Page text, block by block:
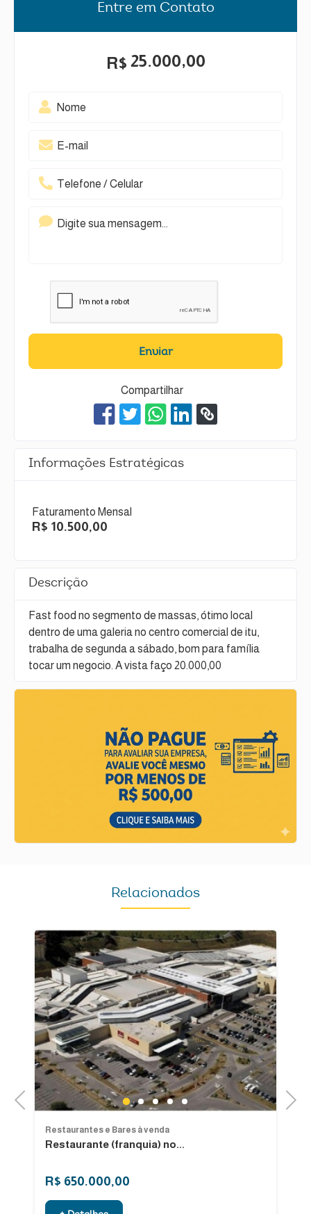
Entre em Contato
R$ 25.000,00
Enviar
Compartilhar
Informações Estratégicas
Faturamento Mensal
R$ 10.500,00
Descrição
Fast food no segmento de massas, ótimo local
dentro de uma galeria no centro comercial de itu,
trabalha de segunda a sábado, bom para família
tocar um negocio. A vista faço 20.000,00
Relacionados
Previous 1 2 3 4 5
Restaurantes e Bares à venda
Restaurante (franquia) no...
R$ 650.000,00
Next